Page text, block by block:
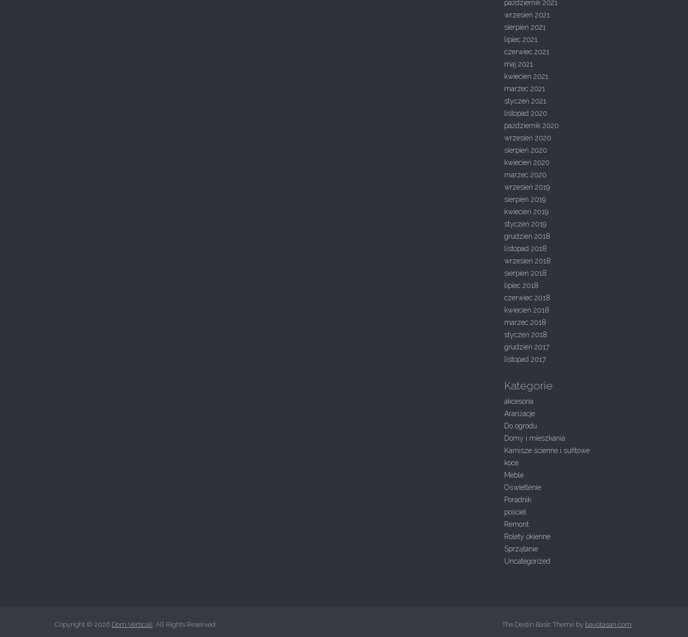
październik 2021
wrzesień 2021
sierpień 2021
lipiec 2021
czerwiec 2021
maj 2021
kwiecień 2021
marzec 2021
styczeń 2021
listopad 2020
październik 2020
wrzesień 2020
sierpień 2020
kwiecień 2020
marzec 2020
wrzesień 2019
sierpień 2019
kwiecień 2019
styczeń 2019
grudzień 2018
listopad 2018
wrzesień 2018
sierpień 2018
lipiec 2018
czerwiec 2018
kwiecień 2018
marzec 2018
styczeń 2018
grudzień 2017
listopad 2017
Kategorie
akcesoria
Aranżacje
Do ogrodu
Domy i mieszkania
Karnisze ścienne i sufitowe
koce
Meble
Oświetlenie
Poradnik
pościel
Remont
Rolety okienne
Sprzątanie
Uncategorized
Copyright © 2026 Dom Verticali. All Rights Reserved. The Destin Basic Theme by bavotasan.com.